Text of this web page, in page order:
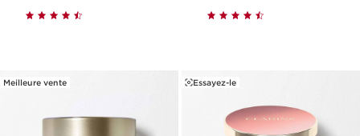
Meilleure vente Essayez-le